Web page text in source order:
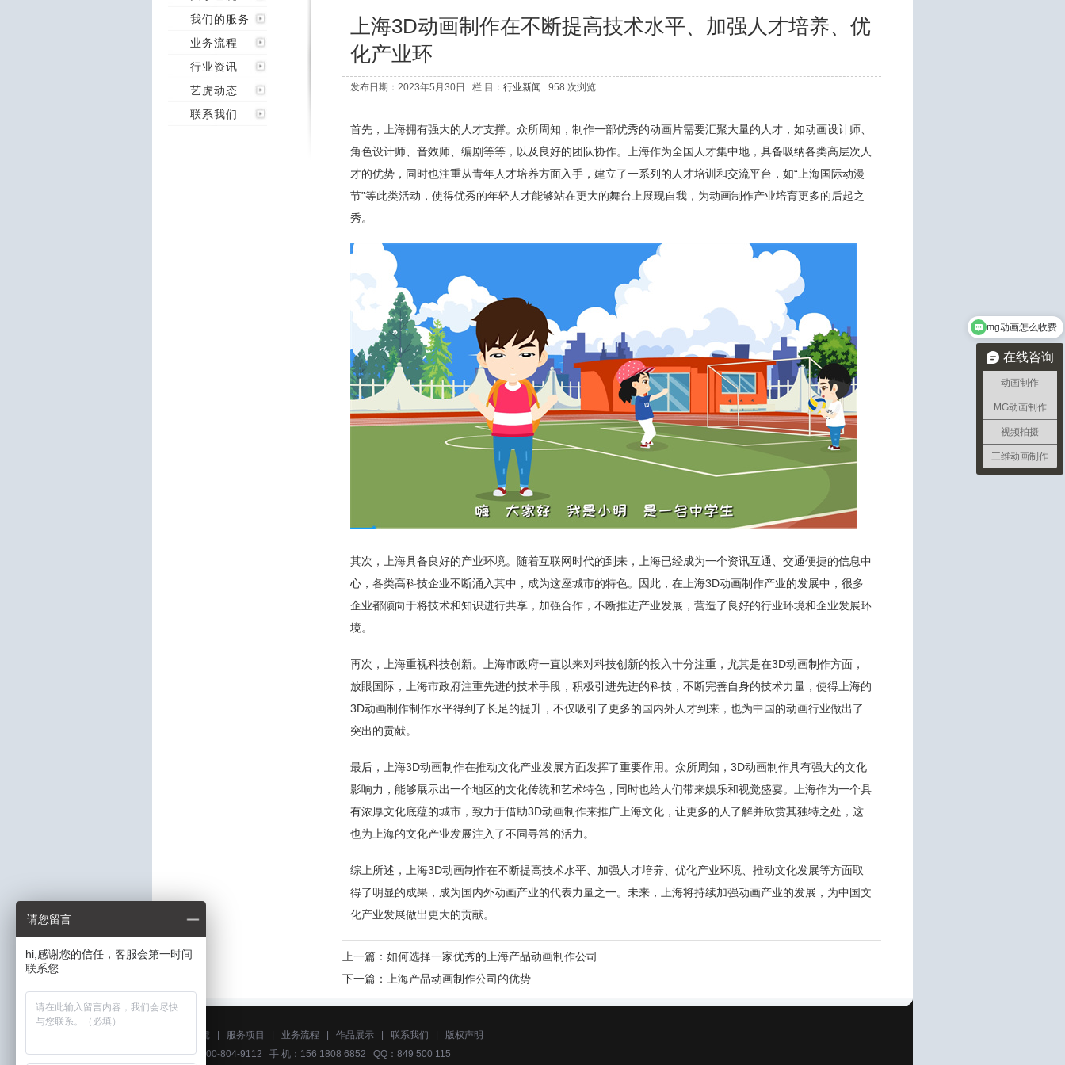
我们的服务
业务流程
行业资讯
艺虎动态
联系我们
上海3D动画制作在不断提高技术水平、加强人才培养、优
化产业环
发布日期：2023年5月30日 栏 目： 行业新闻 958 次浏览
首先，上海拥有强大的人才支撑。众所周知，制作一部优秀的动画片需要汇聚大量的人才，如动画设计师、
角色设计师、音效师、编剧等等，以及良好的团队协作。上海作为全国人才集中地，具备吸纳各类高层次人
才的优势，同时也注重从青年人才培养方面入手，建立了一系列的人才培训和交流平台，如“上海国际动漫
节”等此类活动，使得优秀的年轻人才能够站在更大的舞台上展现自我，为动画制作产业培育更多的后起之
秀。
其次，上海具备良好的产业环境。随着互联网时代的到来，上海已经成为一个资讯互通、交通便捷的信息中
心，各类高科技企业不断涌入其中，成为这座城市的特色。因此，在上海3D动画制作产业的发展中，很多
企业都倾向于将技术和知识进行共享，加强合作，不断推进产业发展，营造了良好的行业环境和企业发展环
境。
再次，上海重视科技创新。上海市政府一直以来对科技创新的投入十分注重，尤其是在3D动画制作方面，
放眼国际，上海市政府注重先进的技术手段，积极引进先进的科技，不断完善自身的技术力量，使得上海的
3D动画制作制作水平得到了长足的提升，不仅吸引了更多的国内外人才到来，也为中国的动画行业做出了
突出的贡献。
最后，上海3D动画制作在推动文化产业发展方面发挥了重要作用。众所周知，3D动画制作具有强大的文化
影响力，能够展示出一个地区的文化传统和艺术特色，同时也给人们带来娱乐和视觉盛宴。上海作为一个具
有浓厚文化底蕴的城市，致力于借助3D动画制作来推广上海文化，让更多的人了解并欣赏其独特之处，这
也为上海的文化产业发展注入了不同寻常的活力。
综上所述，上海3D动画制作在不断提高技术水平、加强人才培养、优化产业环境、推动文化发展等方面取
得了明显的成果，成为国内外动画产业的代表力量之一。未来，上海将持续加强动画产业的发展，为中国文
化产业发展做出更大的贡献。
上一篇： 如何选择一家优秀的上海产品动画制作公司
下一篇：
上海产品动画制作公司的优势
关于艺虎 服务项目 业务流程 作品展示 联系我们
版权声明
电话：400-804-9112 手 机：156 1808 6852 QQ：849 500 115
在线咨询
动画制作
MG动画制作
视频拍摄
三维动画制作
mg动画怎么收费
请您留言
hi,感谢您的信任，客服会第一时间
联系您